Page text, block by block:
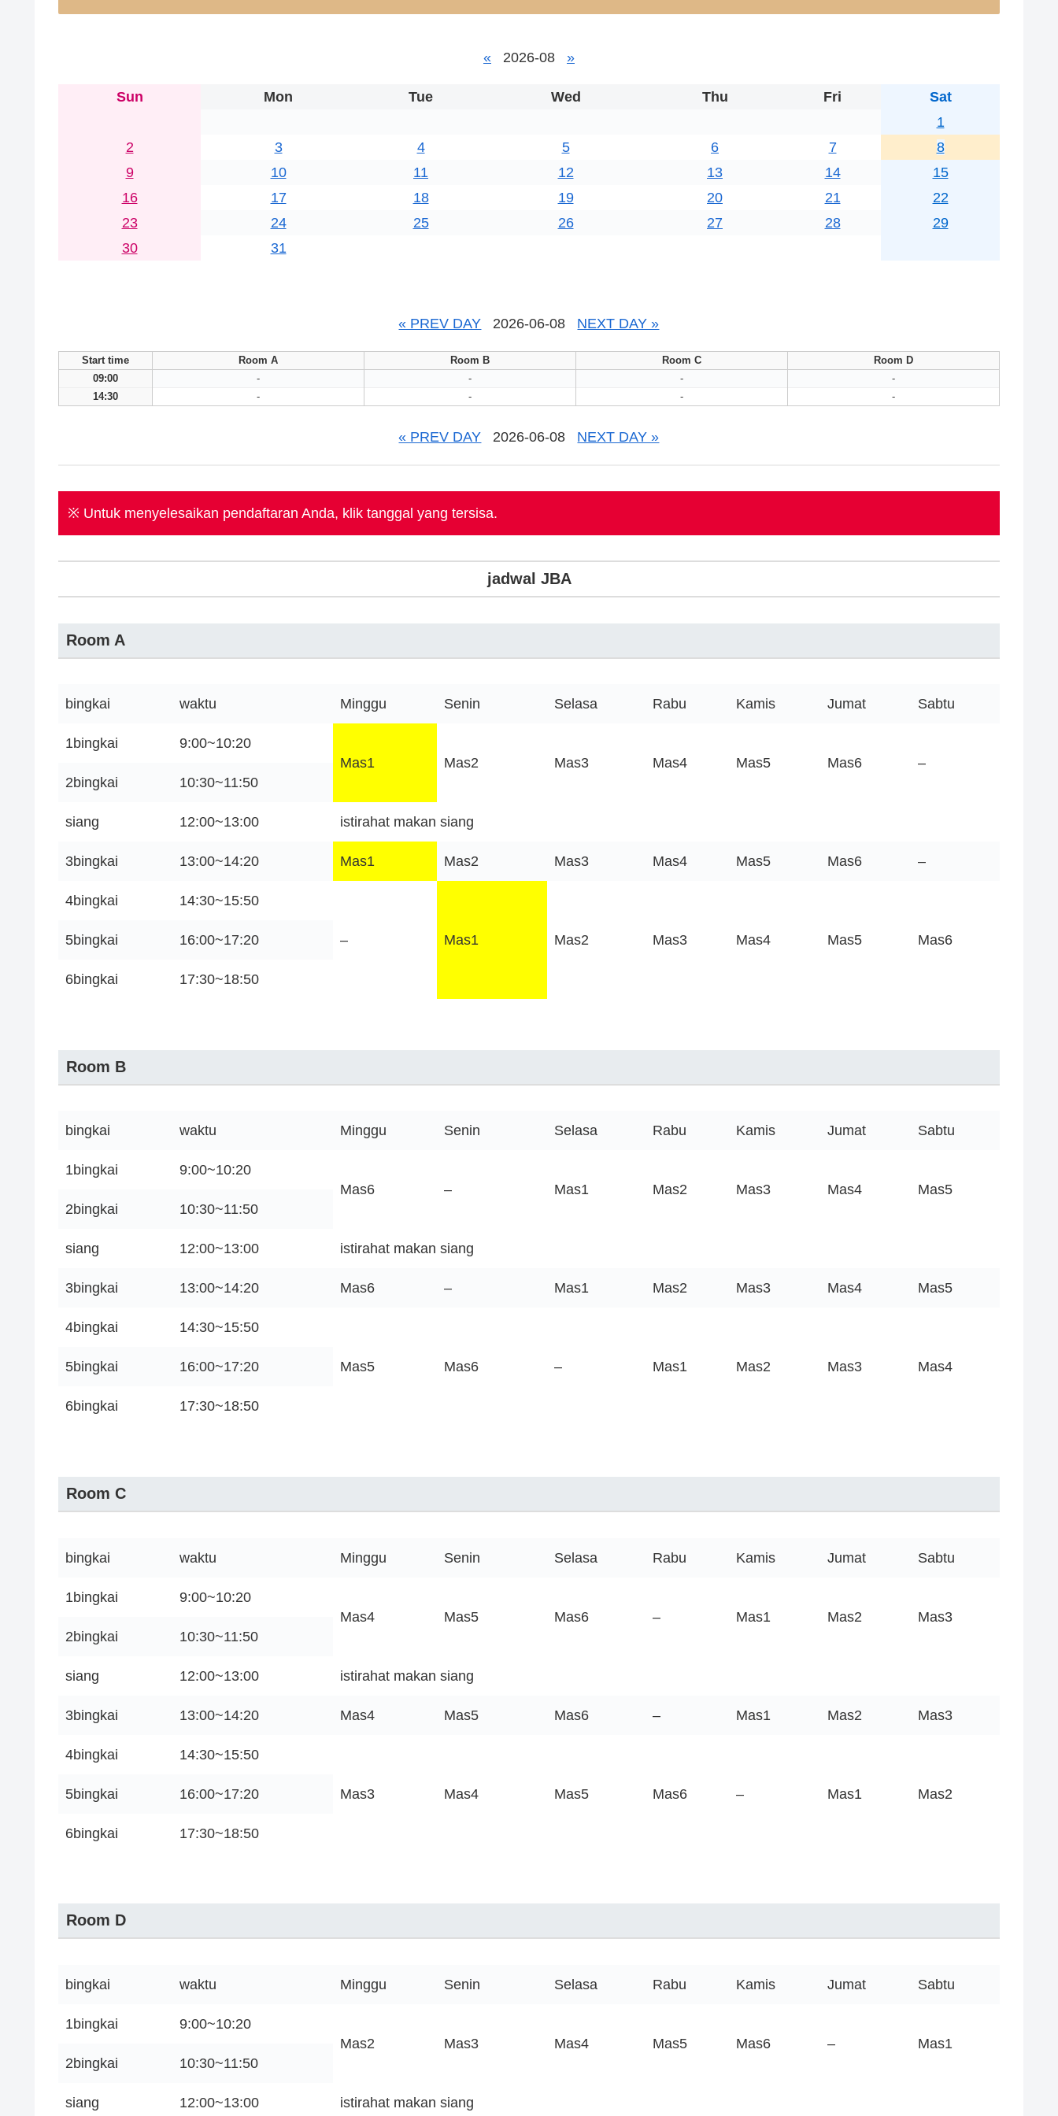
« 2026-08 »
Sun Mon Tue Wed Thu Fri
Sat
1
2
3 4 5 6 7
8
9
10 11 12 13 14
15
16
17 18 19 20 21
22
23
24 25 26 27 28
29
30
31
« PREV DAY 2026-06-08 NEXT DAY »
Start time Room A Room B Room C
Room D
09:00
- - -
-
14:30
- - - -
« PREV DAY 2026-06-08 NEXT DAY »
※ Untuk menyelesaikan pendaftaran Anda, klik tanggal yang tersisa.
jadwal JBA
Room A
bingkai waktu Minggu Senin Selasa Rabu Kamis Jumat Sabtu
1bingkai
9:00~10:20
Mas1
Mas2 Mas3 Mas4 Mas5 Mas6
–
2bingkai
10:30~11:50
siang 12:00~13:00 istirahat makan siang
3bingkai 13:00~14:20 Mas1 Mas2 Mas3 Mas4 Mas5 Mas6 –
4bingkai 14:30~15:50
– Mas1 Mas2 Mas3 Mas4 Mas5 Mas6
5bingkai 16:00~17:20
6bingkai 17:30~18:50
Room B
bingkai waktu Minggu Senin Selasa Rabu Kamis Jumat Sabtu
1bingkai
9:00~10:20
Mas6
– Mas1 Mas2 Mas3 Mas4
Mas5
2bingkai
10:30~11:50
siang 12:00~13:00 istirahat makan siang
3bingkai 13:00~14:20 Mas6 – Mas1 Mas2 Mas3 Mas4 Mas5
4bingkai 14:30~15:50
Mas5 Mas6 – Mas1 Mas2 Mas3 Mas4
5bingkai 16:00~17:20
6bingkai 17:30~18:50
Room C
bingkai waktu Minggu Senin Selasa Rabu Kamis Jumat Sabtu
1bingkai
9:00~10:20
Mas4
Mas5 Mas6 – Mas1 Mas2
Mas3
2bingkai
10:30~11:50
siang 12:00~13:00 istirahat makan siang
3bingkai 13:00~14:20 Mas4 Mas5 Mas6 – Mas1 Mas2 Mas3
4bingkai 14:30~15:50
Mas3 Mas4 Mas5 Mas6 – Mas1 Mas2
5bingkai 16:00~17:20
6bingkai 17:30~18:50
Room D
bingkai waktu Minggu Senin Selasa Rabu Kamis Jumat Sabtu
1bingkai
9:00~10:20
Mas2
Mas3 Mas4 Mas5 Mas6 –
Mas1
2bingkai
10:30~11:50
siang 12:00~13:00 istirahat makan siang